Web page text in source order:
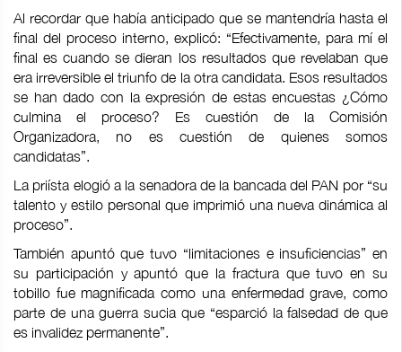
Al recordar que había anticipado que se mantendría hasta el
final del proceso interno, explicó: “Efectivamente, para mí el
final es cuando se dieran los resultados que revelaban que
era irreversible el triunfo de la otra candidata. Esos resultados
se han dado con la expresión de estas encuestas ¿Cómo
culmina el proceso? Es cuestión de la Comisión
Organizadora, no es cuestión de quienes somos
candidatas”.
La priísta elogió a la senadora de la bancada del PAN por “su
talento y estilo personal que imprimió una nueva dinámica al
proceso”.
También apuntó que tuvo “limitaciones e insuficiencias” en
su participación y apuntó que la fractura que tuvo en su
tobillo fue magnificada como una enfermedad grave, como
parte de una guerra sucia que “esparció la falsedad de que
es invalidez permanente”.